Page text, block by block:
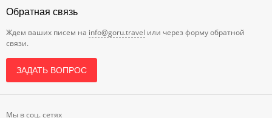
Обратная связь
Ждем ваших писем на info@goru.travel или через форму обратной
связи.
ЗАДАТЬ ВОПРОС
Мы в соц. сетях